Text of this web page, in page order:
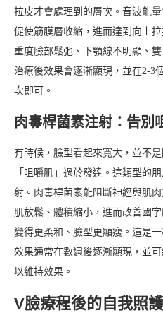
拉皮才會處理到的層次。音波能
促使筋膜層收縮，進而達到向上
重度臉部鬆弛、下顎線不明顯、
治療後效果會逐漸顯現，並在2-3
次即可。
肉毒桿菌素注射：告別
有時候，臉型看起來寬大，並不
「咀嚼肌」過於發達。這類型的
射。肉毒桿菌素能阻斷神經與肌
肌放鬆、體積縮小，進而改善國
變得更柔和、臉型更顯瘦。這是
效果通常在數週後逐漸顯現，並可
以維持效果。
V臉療程後的自我照